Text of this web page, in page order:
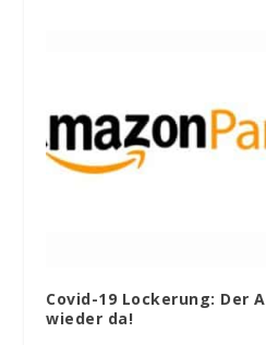
Covid-19 Lockerung: Der
wieder da!